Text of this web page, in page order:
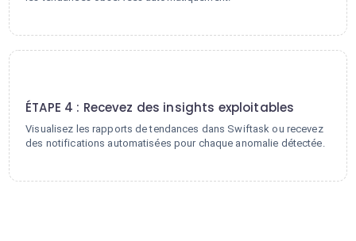
ÉTAPE 4 : Recevez des insights exploitables
Visualisez les rapports de tendances dans Swiftask ou recevez
des notifications automatisées pour chaque anomalie détectée.